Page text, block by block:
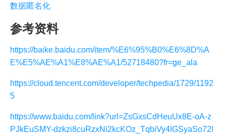
数据匿名化
参考资料
https://baike.baidu.com/item/%E6%95%B0%E6%8D%A
E%E5%AE%A1%E8%AE%A1/52718480?fr=ge_ala
https://cloud.tencent.com/developer/techpedia/1729/1192
5
https://www.baidu.com/link?url=ZsGxsCdHeuUx8E-oA-z
PJkEuSMY-dzkzi8cuRzxNi2kcKOz_TqbiVy4IGSyaSo72l